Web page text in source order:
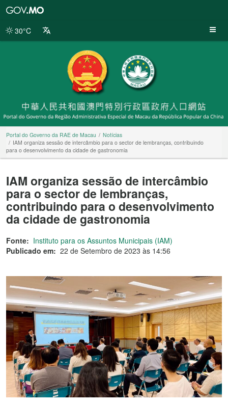
da
30°C
Portal do Governo da RAE de Macau
Notícias
IAM organiza sessão de intercâmbio para o sector de lembranças, contribuindo
para o desenvolvimento da cidade de gastronomia
IAM organiza sessão de intercâmbio
para o sector de lembranças,
contribuindo para o desenvolvimento
da cidade de gastronomia
Fonte: Instituto para os Assuntos Municipais (IAM)
Publicado em: 22 de Setembro de 2023 às 14:56